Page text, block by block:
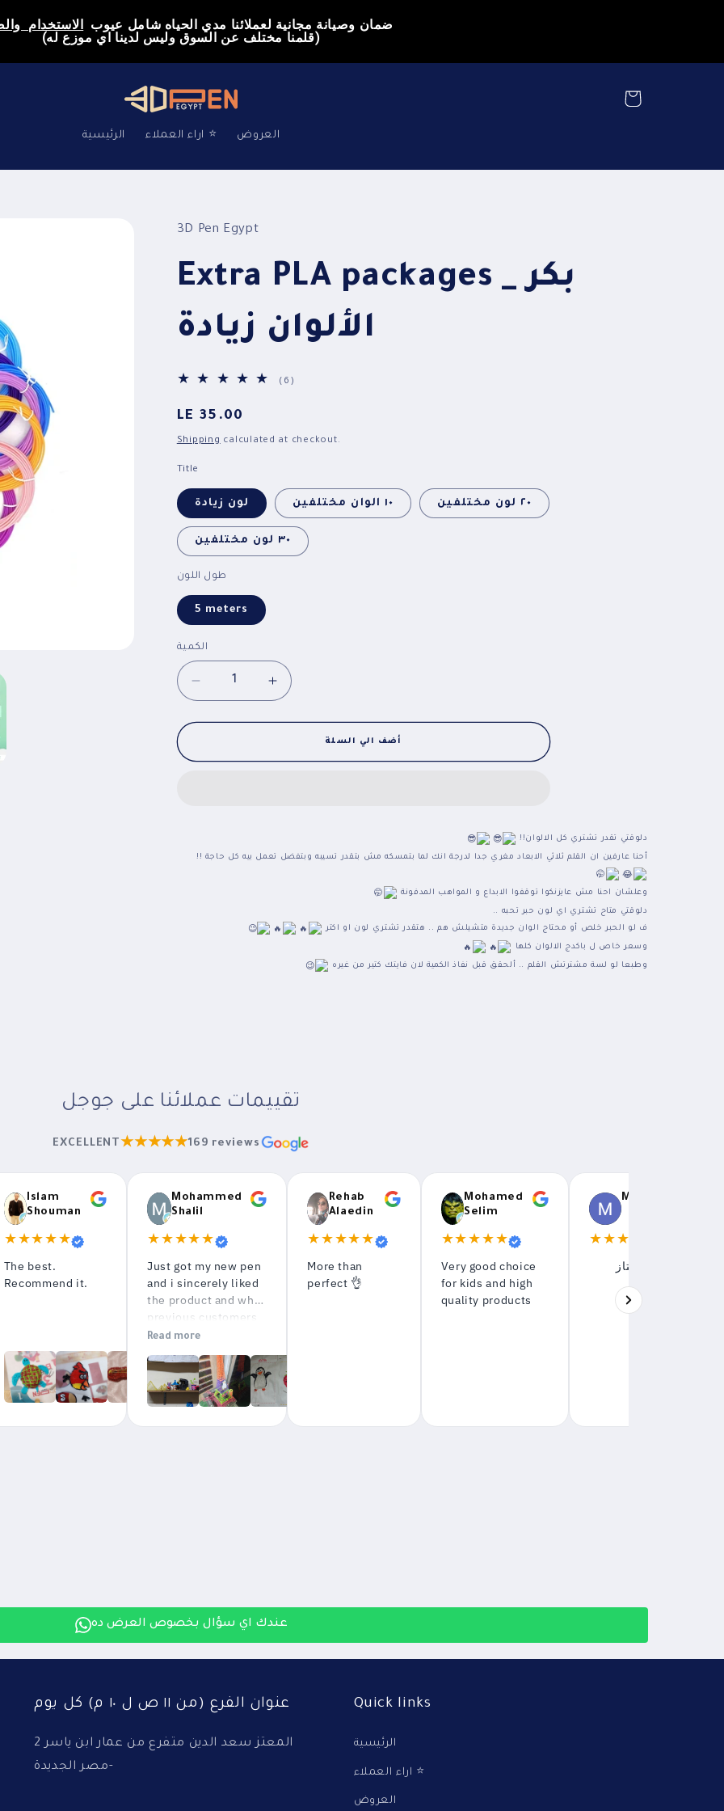
ضمان وصيانة مجانية لعملائنا مدي الحياه شامل عيوب الاستخدام
(قلمنا مختلف عن السوق وليس لدينا اي موزع له)
الرئيسية اراء العملاء ⭐ العروض
Cart
3D Pen Egypt
Extra PLA packages _ بكر
الألوان زيادة
(6)
السعر
LE 35.00
Shipping calculated at checkout.
Title
لون زيادة ١٠ الوان مختلفين ٢٠ لون مختلفين
٣٠ لون مختلفين
طول اللون
5 meters
الكمية
for
PLA
زيادة
Increase
for
PLA
زيادة
أضف الي السلة
دلوقتي تقدر تشتري كل الالوان!!
أحنا عارفين ان القلم ثلاثي الابعاد مغري جدا لدرجة انك لما بتمسكه مش بتقدر تسيبه وبتفضل تعمل بيه كل حاجة !!
وعلشان احنا مش عايزنكوا توقفوا الابداع و المواهب المدفونة
دلوقتي متاح تشتري اي لون حبر تحبه ..
ف لو الحبر خلص أو محتاج الوان جديدة متشيلش هم .. هتقدر تشتري لون او اكتر
وسعر خاص ل باكدج الالوان كلها
وطبعا لو لسة مشترتش القلم .. ألحقق قبل نفاذ الكمية لان فايتك كتير من غيره
تقييمات عملائنا على جوجل
EXCELLENT★★★★★169 reviews
Islam
Shouman
★★★★★
The best.
Recommend it.
Mohammed
Shalil
★★★★★
Just got my new pen
and i sincerely liked
the product and what
previous customers
have already made
Read more
Rehab
Alaedin
★★★★★
More than
perfect 👌
Mohamed
Selim
★★★★★
Very good choice
for kids and high
quality products
M H
★★★★★
جهاز ممتاز
عندك اي سؤال بخصوص العرض ده
عنوان الفرع (من ١١ ص ل ١٠ م) كل يوم
2 المعتز سعد الدين متفرع من عمار ابن ياسر
-مصر الجديدة
Quick links
الرئيسية
اراء العملاء ⭐
العروض